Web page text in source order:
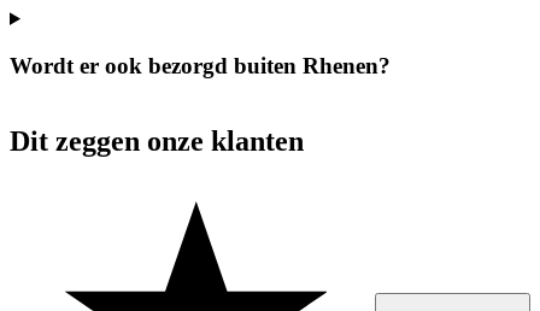
Wordt er ook bezorgd buiten Rhenen?
Dit zeggen onze klanten